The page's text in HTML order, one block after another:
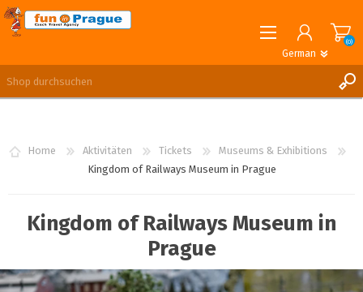
German
REGISTRIERUNG
(0)
Home Aktivitäten Tickets
Museums & Exhibitions
Kingdom of Railways Museum in Prague
Kingdom of Railways Museum in
Prague